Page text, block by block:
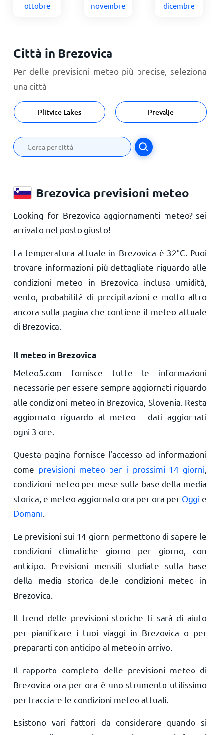
ottobre novembre dicembre
Città in Brezovica
Per delle previsioni meteo più precise, seleziona
una città
Plitvice Lakes Prevalje
Brezovica previsioni meteo
Looking for Brezovica aggiornamenti meteo? sei
arrivato nel posto giusto!
La temperatura attuale in Brezovica è 32°C . Puoi
trovare informazioni più dettagliate riguardo alle
condizioni meteo in Brezovica inclusa umidità,
vento, probabilità di precipitazioni e molto altro
ancora sulla pagina che contiene il meteo attuale
di Brezovica.
Il meteo in Brezovica
Meteo5.com fornisce tutte le informazioni
necessarie per essere sempre aggiornati riguardo
alle condizioni meteo in Brezovica, Slovenia. Resta
aggiornato riguardo al meteo - dati aggiornati
ogni 3 ore.
Questa pagina fornisce l'accesso ad informazioni
come previsioni meteo per i prossimi 14 giorni
condizioni meteo per mese sulla base della media
storica, e meteo aggiornato ora per ora per Oggi e
Domani
Le previsioni sui 14 giorni permettono di sapere le
condizioni climatiche giorno per giorno, con
anticipo. Previsioni mensili studiate sulla base
della media storica delle condizioni meteo in
Brezovica.
Il trend delle previsioni storiche ti sarà di aiuto
per pianificare i tuoi viaggi in Brezovica o per
prepararti con anticipo al meteo in arrivo.
Il rapporto completo delle previsioni meteo di
Brezovica ora per ora è uno strumento utilissimo
per tracciare le condizioni meteo attuali.
Esistono vari fattori da considerare quando si